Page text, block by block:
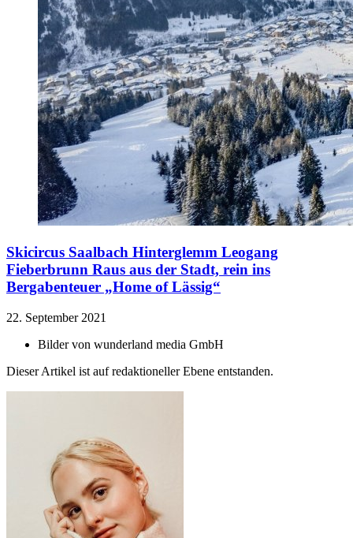
Skicircus Saalbach Hinterglemm Leogang
Fieberbrunn Raus aus der Stadt, rein ins
Bergabenteuer „Home of Lässig“
22. September 2021
Bilder von wunderland media GmbH
Dieser Artikel ist auf redaktioneller Ebene entstanden.